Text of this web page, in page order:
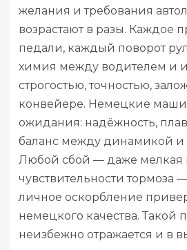
желания и требования
возрастают в разы. Каждое
педали, каждый поворот
химия между водителем и
строгостью, точностью,
конвейере. Немецкие
ожидания: надёжность,
баланс между динамикой и
Любой сбой — даже мелкая
чувствительности тормоза
личное оскорбление
немецкого качества. Такой
неизбежно отражается и в